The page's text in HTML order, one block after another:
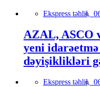
Ekspress təhlil,
AZAL, ASCO
yeni
dəyişiklikləri
Ekspress təhlil,